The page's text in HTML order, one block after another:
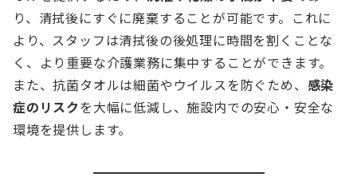
り、清拭後にすぐに廃棄することが可能です。これに
より、スタッフは清拭後の後処理に時間を割くことな
く、より重要な介護業務に集中することができます。
また、抗菌タオルは細菌やウイルスを防ぐため、 感染
症のリスクを大幅に低減し、施設内での安心・安全な
環境を提供します。